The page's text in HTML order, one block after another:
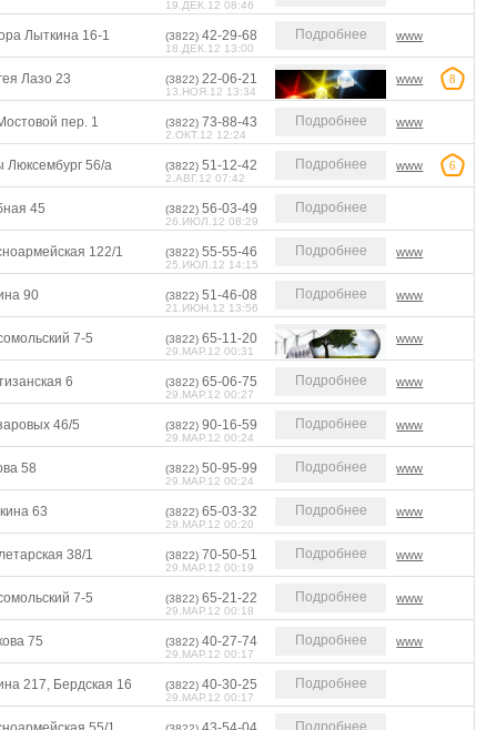
19.ДЕК.12 08:46
Лыткина 16-1 (3822) 42-29-68
18.ДЕК.12 13:00
Подробнее www
Лазо 23 (3822) 22-06-21
13.НОЯ.12 13:34
www 8
пер. 1 (3822) 73-88-43
2.ОКТ.12 12:24
Подробнее www
Люксембург 56/а (3822) 51-12-42
2.АВГ.12 07:42
Подробнее www 6
45 (3822) 56-03-49
26.ИЮЛ.12 08:29
Подробнее
122/1 (3822) 55-55-46
25.ИЮЛ.12 14:15
Подробнее www
90 (3822) 51-46-08
21.ИЮН.12 13:56
Подробнее www
7-5 (3822) 65-11-20
29.МАР.12 00:31
www
6 (3822) 65-06-75
29.МАР.12 00:27
Подробнее www
46/5 (3822) 90-16-59
29.МАР.12 00:24
Подробнее www
58 (3822) 50-95-99
29.МАР.12 00:24
Подробнее www
63 (3822) 65-03-32
29.МАР.12 00:20
Подробнее www
38/1 (3822) 70-50-51
29.МАР.12 00:19
Подробнее www
7-5 (3822) 65-21-22
29.МАР.12 00:18
Подробнее www
75 (3822) 40-27-74
29.МАР.12 00:17
Подробнее www
217, Бердская 16 (3822) 40-30-25
29.МАР.12 00:17
Подробнее
Подробнее